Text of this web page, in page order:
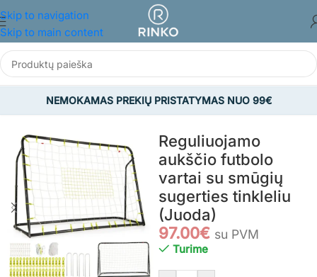
Skip to navigation
Skip to main content
NEMOKAMAS PREKIŲ PRISTATYMAS NUO 99€
SPORTAS IR LAISVALAIKIS/ Futbolo vartai
Reguliuojamo
aukščio futbolo
vartai su smūgių
sugerties tinkleliu
(Juoda)
97.00€ su PVM
Turime